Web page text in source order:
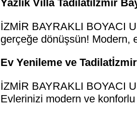
Yazlık Villa Tadilatıİzmir
İZMİR BAYRAKLI BOYACI
gerçeğe dönüşsün! Modern,
Ev Yenileme ve
İZMİR BAYRAKLI BOYACI
Evlerinizi modern ve